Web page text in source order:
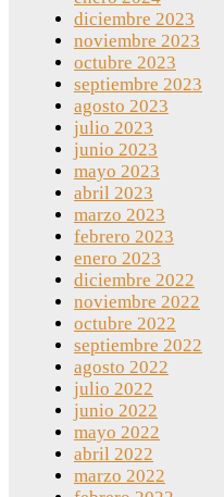
diciembre 2023
noviembre 2023
octubre 2023
septiembre 2023
agosto 2023
julio 2023
junio 2023
mayo 2023
abril 2023
marzo 2023
febrero 2023
enero 2023
diciembre 2022
noviembre 2022
octubre 2022
septiembre 2022
agosto 2022
julio 2022
junio 2022
mayo 2022
abril 2022
marzo 2022